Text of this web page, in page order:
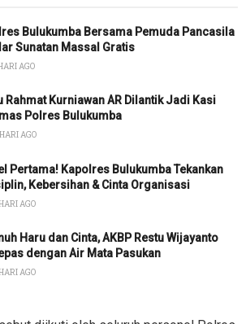
Bulukumba Bersama Pemuda Pancasila
Sunatan Massal Gratis
AGO
Rahmat Kurniawan AR Dilantik Jadi Kasi
Polres Bulukumba
AGO
Pertama! Kapolres Bulukumba Tekankan
Kebersihan & Cinta Organisasi
AGO
Haru dan Cinta, AKBP Restu Wijayanto
dengan Air Mata Pasukan
AGO